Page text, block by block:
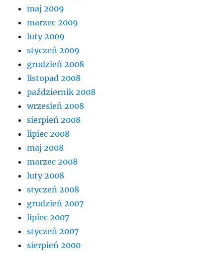
maj 2009
marzec 2009
luty 2009
styczeń 2009
grudzień 2008
listopad 2008
październik 2008
wrzesień 2008
sierpień 2008
lipiec 2008
maj 2008
marzec 2008
luty 2008
styczeń 2008
grudzień 2007
lipiec 2007
styczeń 2007
sierpień 2000